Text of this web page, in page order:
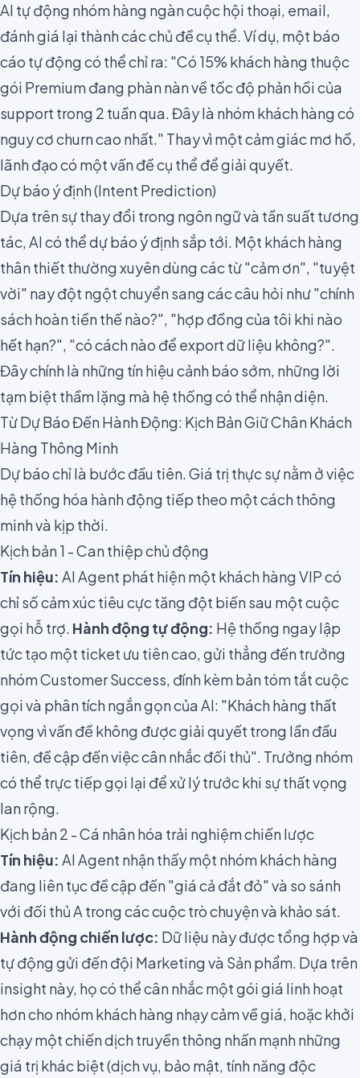
AI tự động nhóm hàng ngàn cuộc hội thoại, email,
đánh giá lại thành các chủ đề cụ thể. Ví dụ, một báo
cáo tự động có thể chỉ ra: "Có 15% khách hàng thuộc
gói Premium đang phàn nàn về tốc độ phản hồi của
support trong 2 tuần qua. Đây là nhóm khách hàng có
nguy cơ churn cao nhất." Thay vì một cảm giác mơ hồ,
lãnh đạo có một vấn đề cụ thể để giải quyết.
Dự báo ý định (Intent Prediction)
Dựa trên sự thay đổi trong ngôn ngữ và tần suất tương
tác, AI có thể dự báo ý định sắp tới. Một khách hàng
thân thiết thường xuyên dùng các từ "cảm ơn", "tuyệt
vời" nay đột ngột chuyển sang các câu hỏi như "chính
sách hoàn tiền thế nào?", "hợp đồng của tôi khi nào
hết hạn?", "có cách nào để export dữ liệu không?".
Đây chính là những tín hiệu cảnh báo sớm, những lời
tạm biệt thầm lặng mà hệ thống có thể nhận diện.
Từ Dự Báo Đến Hành Động: Kịch Bản Giữ Chân Khách
Hàng Thông Minh
Dự báo chỉ là bước đầu tiên. Giá trị thực sự nằm ở việc
hệ thống hóa hành động tiếp theo một cách thông
minh và kịp thời.
Kịch bản 1 - Can thiệp chủ động
Tín hiệu: AI Agent phát hiện một khách hàng VIP có
chỉ số cảm xúc tiêu cực tăng đột biến sau một cuộc
gọi hỗ trợ. Hành động tự động: Hệ thống ngay lập
tức tạo một ticket ưu tiên cao, gửi thẳng đến trưởng
nhóm Customer Success, đính kèm bản tóm tắt cuộc
gọi và phân tích ngắn gọn của AI: "Khách hàng thất
vọng vì vấn đề không được giải quyết trong lần đầu
tiên, đề cập đến việc cân nhắc đối thủ". Trưởng nhóm
có thể trực tiếp gọi lại để xử lý trước khi sự thất vọng
lan rộng.
Kịch bản 2 - Cá nhân hóa trải nghiệm chiến lược
Tín hiệu: AI Agent nhận thấy một nhóm khách hàng
đang liên tục đề cập đến "giá cả đắt đỏ" và so sánh
với đối thủ A trong các cuộc trò chuyện và khảo sát.
Hành động chiến lược: Dữ liệu này được tổng hợp và
tự động gửi đến đội Marketing và Sản phẩm. Dựa trên
insight này, họ có thể cân nhắc một gói giá linh hoạt
hơn cho nhóm khách hàng nhạy cảm về giá, hoặc khởi
chạy một chiến dịch truyền thông nhấn mạnh những
giá trị khác biệt (dịch vụ, bảo mật, tính năng độc